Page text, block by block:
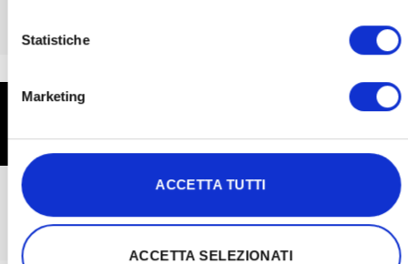
Statistiche
Marketing
ACCETTA TUTTI
ACCETTA SELEZIONATI
IF YOU HAVE ANY QUESTIONS,
PLEASE CONTACT